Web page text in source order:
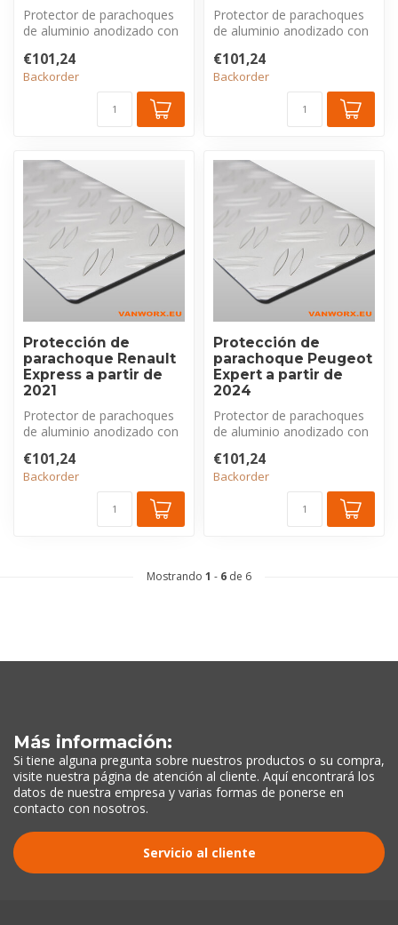
Protector de parachoques
de aluminio anodizado con
pa...
€101,24
Backorder
Protector de parachoques
de aluminio anodizado con
pa...
€101,24
Backorder
Protección de
parachoque Renault
Express a partir de
2021
Protector de parachoques
de aluminio anodizado con
pa...
€101,24
Backorder
Protección de
parachoque Peugeot
Expert a partir de
2024
Protector de parachoques
de aluminio anodizado con
pa...
€101,24
Backorder
Mostrando 1 - 6 de 6
Más información:
Si tiene alguna pregunta sobre nuestros productos o su compra,
visite nuestra página de atención al cliente. Aquí encontrará los
datos de nuestra empresa y varias formas de ponerse en
contacto con nosotros.
Servicio al cliente